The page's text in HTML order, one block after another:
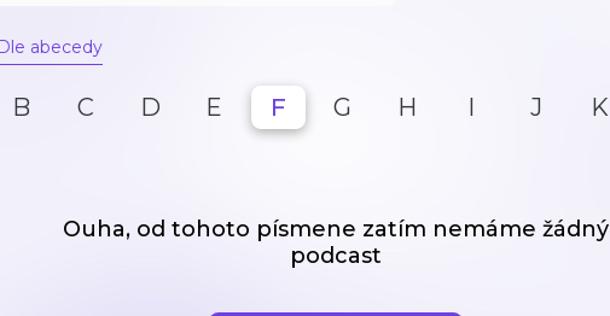
Dle abecedy
B C D E F G H I J K
Ouha, od tohoto písmene zatím nemáme žádný
podcast